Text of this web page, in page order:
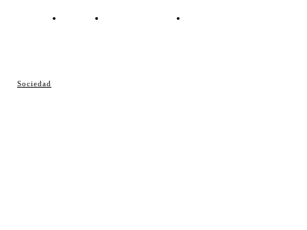
Sociedad
Contacto Política de cookies